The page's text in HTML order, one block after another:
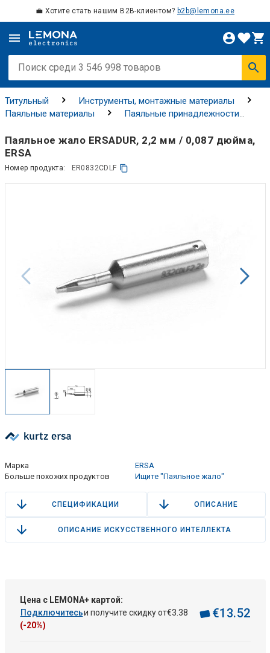
💼 Хотите стать нашим B2B-клиентом? b2b@lemona.ee
Титульный
Инструменты, монтажные материалы
Паяльные материалы
Паяльные принадлежности
Паяльное жало ERSADUR, 2,2 мм / 0,087 дюйма,
ERSA
Номер продукта: ER0832CDLF
Марка
ERSA
Больше похожих продуктов
Ищите "Паяльное жало"
СПЕЦИФИКАЦИИ ОПИСАНИЕ
ОПИСАНИЕ ИСКУССТВЕННОГО ИНТЕЛЛЕКТА
Цена с LEMONA+ картой:
Подключитесьи получите скидку от€3.38
(-20%)
€13.52